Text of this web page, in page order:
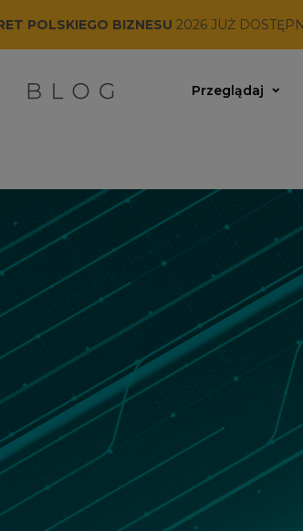
Przeglądaj
POLSKIEGO BIZNESU 2026 JUŻ